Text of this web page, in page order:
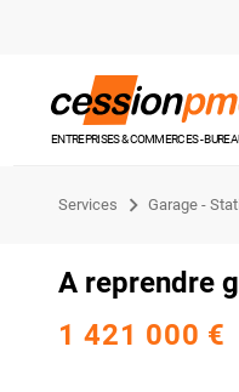
ENTREPRISES & COMMERCES -
Services Garage -
A reprendre
1 421 000 €